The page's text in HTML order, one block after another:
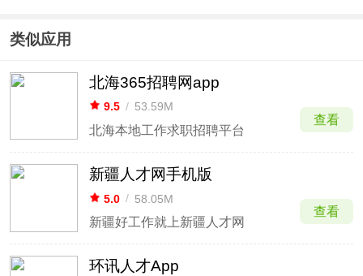
类似应用
北海365招聘网app
9.5 / 53.59M
北海本地工作求职招聘平台
查看
新疆人才网手机版
5.0 / 58.05M
新疆好工作就上新疆人才网
查看
环讯人才App